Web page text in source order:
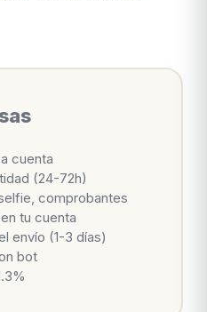
cuenta
(24-72h)
comprobantes
tu cuenta
envío (1-3 días)
bot